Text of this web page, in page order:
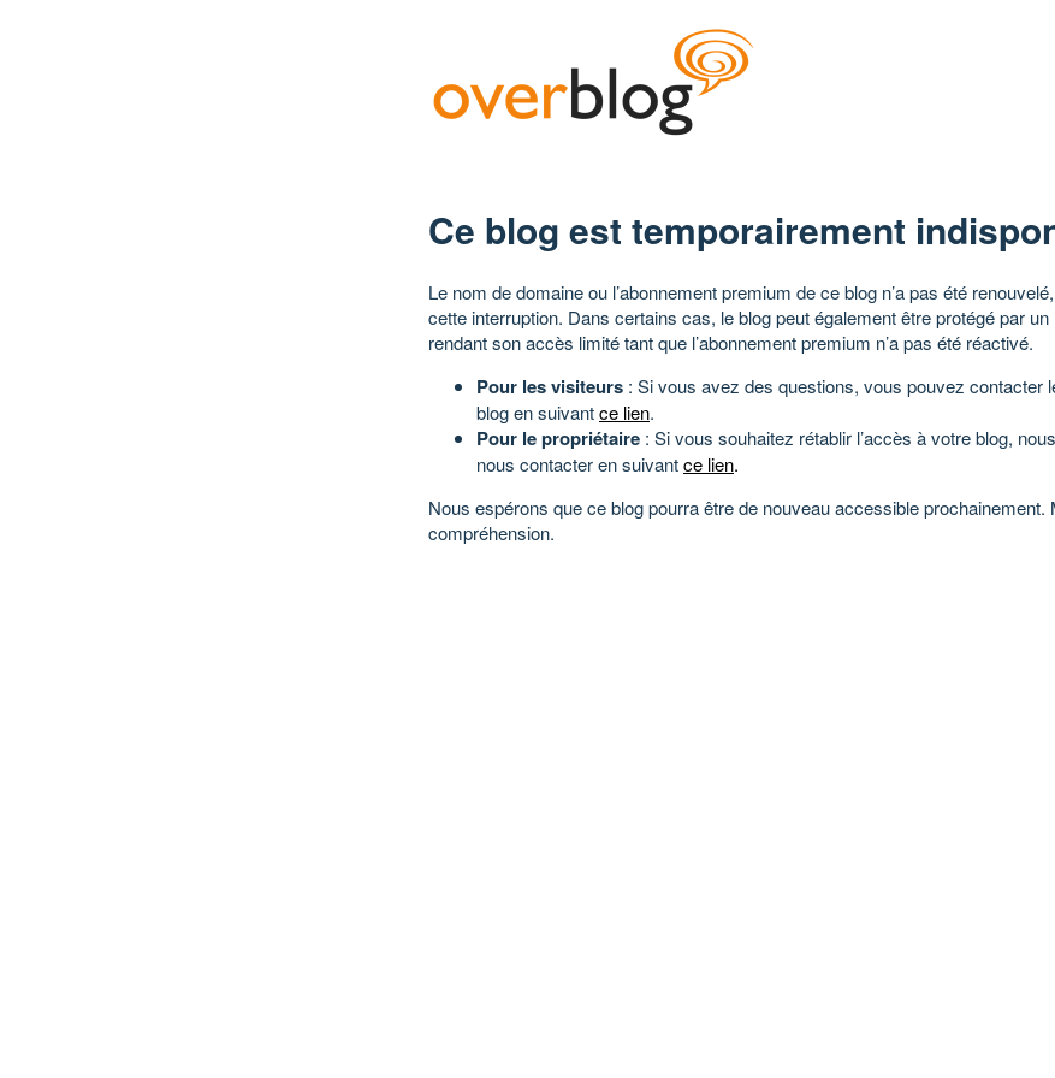
Ce blog est temporairement
Le nom de domaine ou l’abonnement premium de ce blog n’a pas été
cette interruption. Dans certains cas, le blog peut également être protégé par
rendant son accès limité tant que l’abonnement premium n’a pas été réactivé.
Pour les visiteurs : Si vous avez des questions, vous pouvez contacter
blog en suivantce lien.
Pour le propriétaire : Si vous souhaitez rétablir l’accès à votre blog,
nous contacter en suivantce lien.
Nous espérons que ce blog pourra être de nouveau accessible prochainement.
compréhension.